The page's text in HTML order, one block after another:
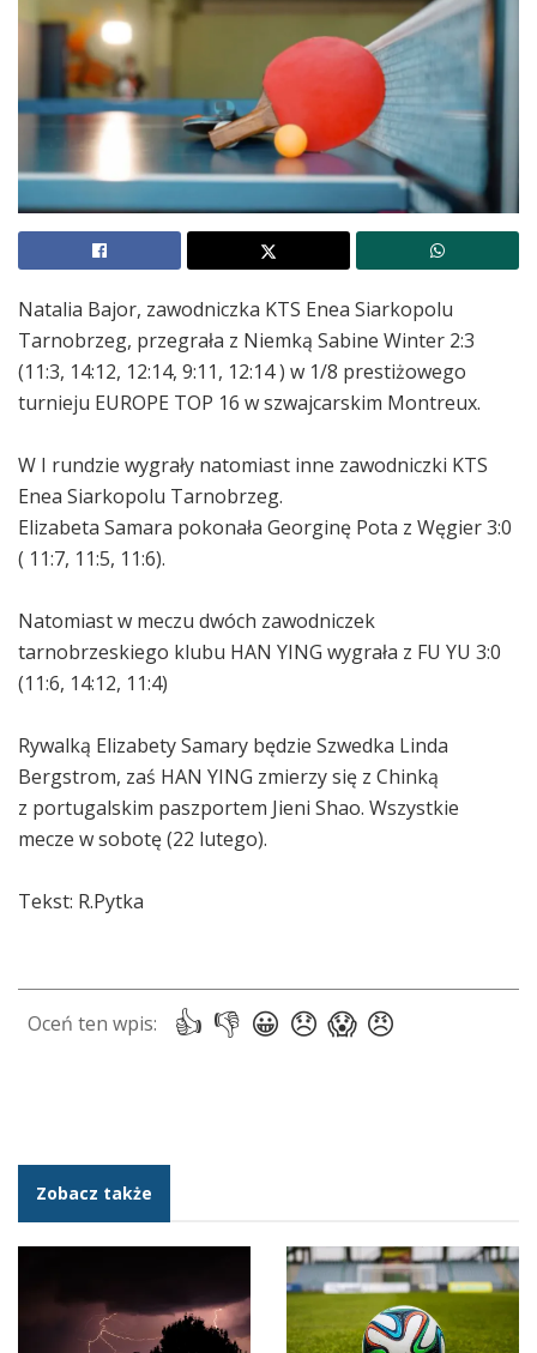
Natalia Bajor, zawodniczka KTS Enea Siarkopolu
Tarnobrzeg, przegrała z Niemką Sabine Winter 2:3
(11:3, 14:12, 12:14, 9:11, 12:14 ) w 1/8 prestiżowego
turnieju EUROPE TOP 16 w szwajcarskim Montreux.
W I rundzie wygrały natomiast inne zawodniczki KTS
Enea Siarkopolu Tarnobrzeg.
Elizabeta Samara pokonała Georginę Pota z Węgier 3:0
( 11:7, 11:5, 11:6).
Natomiast w meczu dwóch zawodniczek
tarnobrzeskiego klubu HAN YING wygrała z FU YU 3:0
(11:6, 14:12, 11:4)
Rywalką Elizabety Samary będzie Szwedka Linda
Bergstrom, zaś HAN YING zmierzy się z Chinką
z portugalskim paszportem Jieni Shao. Wszystkie
mecze w sobotę (22 lutego).
Tekst: R.Pytka
Zobacz także